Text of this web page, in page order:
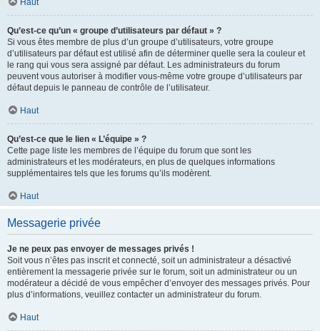
Haut
Qu’est-ce qu’un « groupe d’utilisateurs par défaut » ?
Si vous êtes membre de plus d’un groupe d’utilisateurs, votre groupe
d’utilisateurs par défaut est utilisé afin de déterminer quelle sera la couleur et
le rang qui vous sera assigné par défaut. Les administrateurs du forum
peuvent vous autoriser à modifier vous-même votre groupe d’utilisateurs par
défaut depuis le panneau de contrôle de l’utilisateur.
Haut
Qu’est-ce que le lien « L’équipe » ?
Cette page liste les membres de l’équipe du forum que sont les
administrateurs et les modérateurs, en plus de quelques informations
supplémentaires tels que les forums qu’ils modèrent.
Haut
Messagerie privée
Je ne peux pas envoyer de messages privés !
Soit vous n’êtes pas inscrit et connecté, soit un administrateur a désactivé
entièrement la messagerie privée sur le forum, soit un administrateur ou un
modérateur a décidé de vous empêcher d’envoyer des messages privés. Pour
plus d’informations, veuillez contacter un administrateur du forum.
Haut